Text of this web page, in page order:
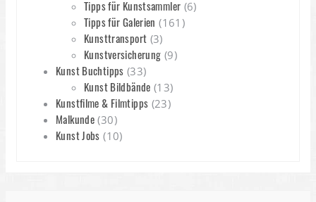
Tipps für Kunstsammler (6)
Tipps für Galerien (161)
Kunsttransport (3)
Kunstversicherung (9)
Kunst Buchtipps (33)
Kunst Bildbände (13)
Kunstfilme & Filmtipps (23)
Malkunde (30)
Kunst Jobs (10)